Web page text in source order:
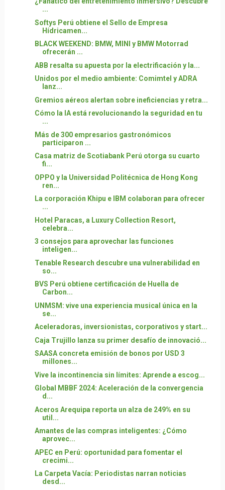
...
Softys Perú obtiene el Sello de Empresa
Hídricamen...
BLACK WEEKEND: BMW, MINI y BMW Motorrad
ofrecerán ...
ABB resalta su apuesta por la electrificación y la...
Unidos por el medio ambiente: Comimtel y ADRA
lanz...
Gremios aéreos alertan sobre ineficiencias y retra...
Cómo la IA está revolucionando la seguridad en tu
...
Más de 300 empresarios gastronómicos
participaron ...
Casa matriz de Scotiabank Perú otorga su cuarto
fi...
OPPO y la Universidad Politécnica de Hong Kong
ren...
La corporación Khipu e IBM colaboran para ofrecer
...
Hotel Paracas, a Luxury Collection Resort,
celebra...
3 consejos para aprovechar las funciones
inteligen...
Tenable Research descubre una vulnerabilidad en
so...
BVS Perú obtiene certificación de Huella de
Carbon...
UNMSM: vive una experiencia musical única en la
se...
Aceleradoras, inversionistas, corporativos y start...
Caja Trujillo lanza su primer desafío de innovació...
SAASA concreta emisión de bonos por USD 3
millones...
Vive la incontinencia sin límites: Aprende a escog...
Global MBBF 2024: Aceleración de la convergencia
d...
Aceros Arequipa reporta un alza de 249% en su
util...
Amantes de las compras inteligentes: ¿Cómo
aprovec...
APEC en Perú: oportunidad para fomentar el
crecimi...
La Carpeta Vacía: Periodistas narran noticias
desd...